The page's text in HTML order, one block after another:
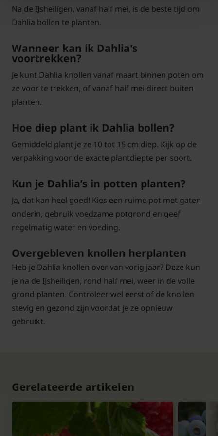
Na de IJsheiligen, vanaf half mei, is de beste tijd om
Dahlia bollen te planten.
Wanneer kan ik Dahlia's
voortrekken?
Je kunt Dahlia knollen vanaf maart binnen poten om
ze voor te trekken, of vanaf half mei direct buiten
planten.
Hoe diep plant ik Dahlia bollen?
Gemiddeld plant je ze 10 tot 15 cm diep. Kijk op de
verpakking voor de exacte plantdiepte per soort.
Kun je Dahlia’s in potten planten?
Ja, dat kan heel goed! Kies een ruime pot met gaten
onderin, gebruik voedzame potgrond en geef
regelmatig water en voeding.
Overgebleven knollen herplanten
Heb je Dahlia knollen over van vorig jaar? Deze kun
je na de IJsheiligen, rond half mei, weer in de volle
grond planten. Controleer wel eerst of de knollen
stevig en gezond zijn voordat je ze opnieuw
gebruikt.
Gerelateerde artikelen